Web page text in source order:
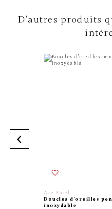
D'autres produits
Arz Steel
Boucles d’oreilles
inoxydable